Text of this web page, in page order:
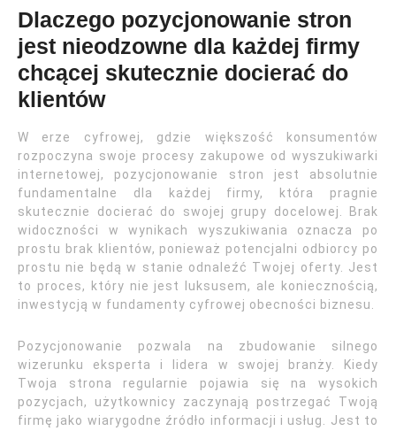
Dlaczego pozycjonowanie stron
jest nieodzowne dla każdej firmy
chcącej skutecznie docierać do
klientów
W erze cyfrowej, gdzie większość konsumentów
rozpoczyna swoje procesy zakupowe od wyszukiwarki
internetowej, pozycjonowanie stron jest absolutnie
fundamentalne dla każdej firmy, która pragnie
skutecznie docierać do swojej grupy docelowej. Brak
widoczności w wynikach wyszukiwania oznacza po
prostu brak klientów, ponieważ potencjalni odbiorcy po
prostu nie będą w stanie odnaleźć Twojej oferty. Jest
to proces, który nie jest luksusem, ale koniecznością,
inwestycją w fundamenty cyfrowej obecności biznesu.
Pozycjonowanie pozwala na zbudowanie silnego
wizerunku eksperta i lidera w swojej branży. Kiedy
Twoja strona regularnie pojawia się na wysokich
pozycjach, użytkownicy zaczynają postrzegać Twoją
firmę jako wiarygodne źródło informacji i usług. Jest to